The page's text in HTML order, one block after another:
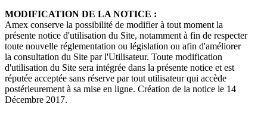
MODIFICATION DE LA NOTICE :
Amex conserve la possibilité de modifier à tout moment la
présente notice d'utilisation du Site, notamment à fin de respecter
toute nouvelle réglementation ou législation ou afin d'améliorer
la consultation du Site par l'Utilisateur. Toute modification
d'utilisation du Site sera intégrée dans la présente notice et est
réputée acceptée sans réserve par tout utilisateur qui accède
postérieurement à sa mise en ligne. Création de la notice le 14
Décembre 2017.